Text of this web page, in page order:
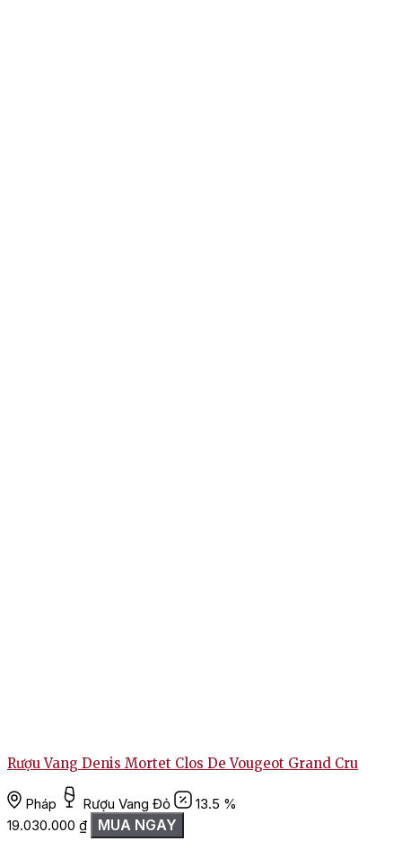
Rượu Vang Denis Mortet Clos De Vougeot Grand Cru
Pháp Rượu Vang Đỏ
13.5 %
19.030.000 ₫ MUA NGAY